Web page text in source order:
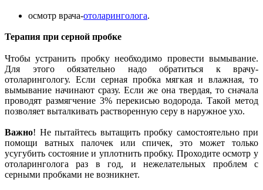
осмотр врача-отоларинголога.
Терапия при серной пробке
Чтобы устранить пробку необходимо провести вымывание.
Для этого обязательно надо обратиться к врачу-
отоларингологу. Если серная пробка мягкая и влажная, то
вымывание начинают сразу. Если же она твердая, то сначала
проводят размягчение 3% перекисью водорода. Такой метод
позволяет выталкивать растворенную серу в наружное ухо.
Важно! Не пытайтесь вытащить пробку самостоятельно при
помощи ватных палочек или спичек, это может только
усугубить состояние и уплотнить пробку. Проходите осмотр у
отоларинголога раз в год, и нежелательных проблем с
серными пробками не возникнет.